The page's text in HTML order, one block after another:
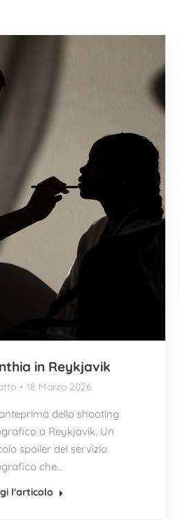
in Reykjavik
18 Marzo 2026
dello shooting
a Reykjavik. Un
spoiler del servizio
che…
l'articolo